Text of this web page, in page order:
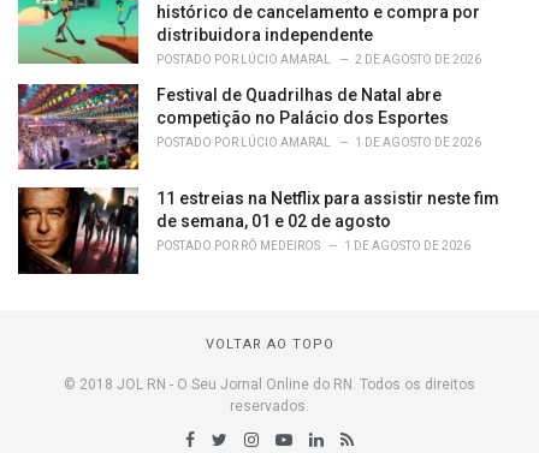
histórico de cancelamento e compra por
distribuidora independente
POSTADO POR LÚCIO AMARAL 2 DE AGOSTO DE 2026
Festival de Quadrilhas de Natal abre
competição no Palácio dos Esportes
POSTADO POR LÚCIO AMARAL 1 DE AGOSTO DE 2026
11 estreias na Netflix para assistir neste fim
de semana, 01 e 02 de agosto
POSTADO POR RÔ MEDEIROS 1 DE AGOSTO DE 2026
VOLTAR AO TOPO
© 2018 JOL RN - O Seu Jornal Online do RN. Todos os direitos
reservados.